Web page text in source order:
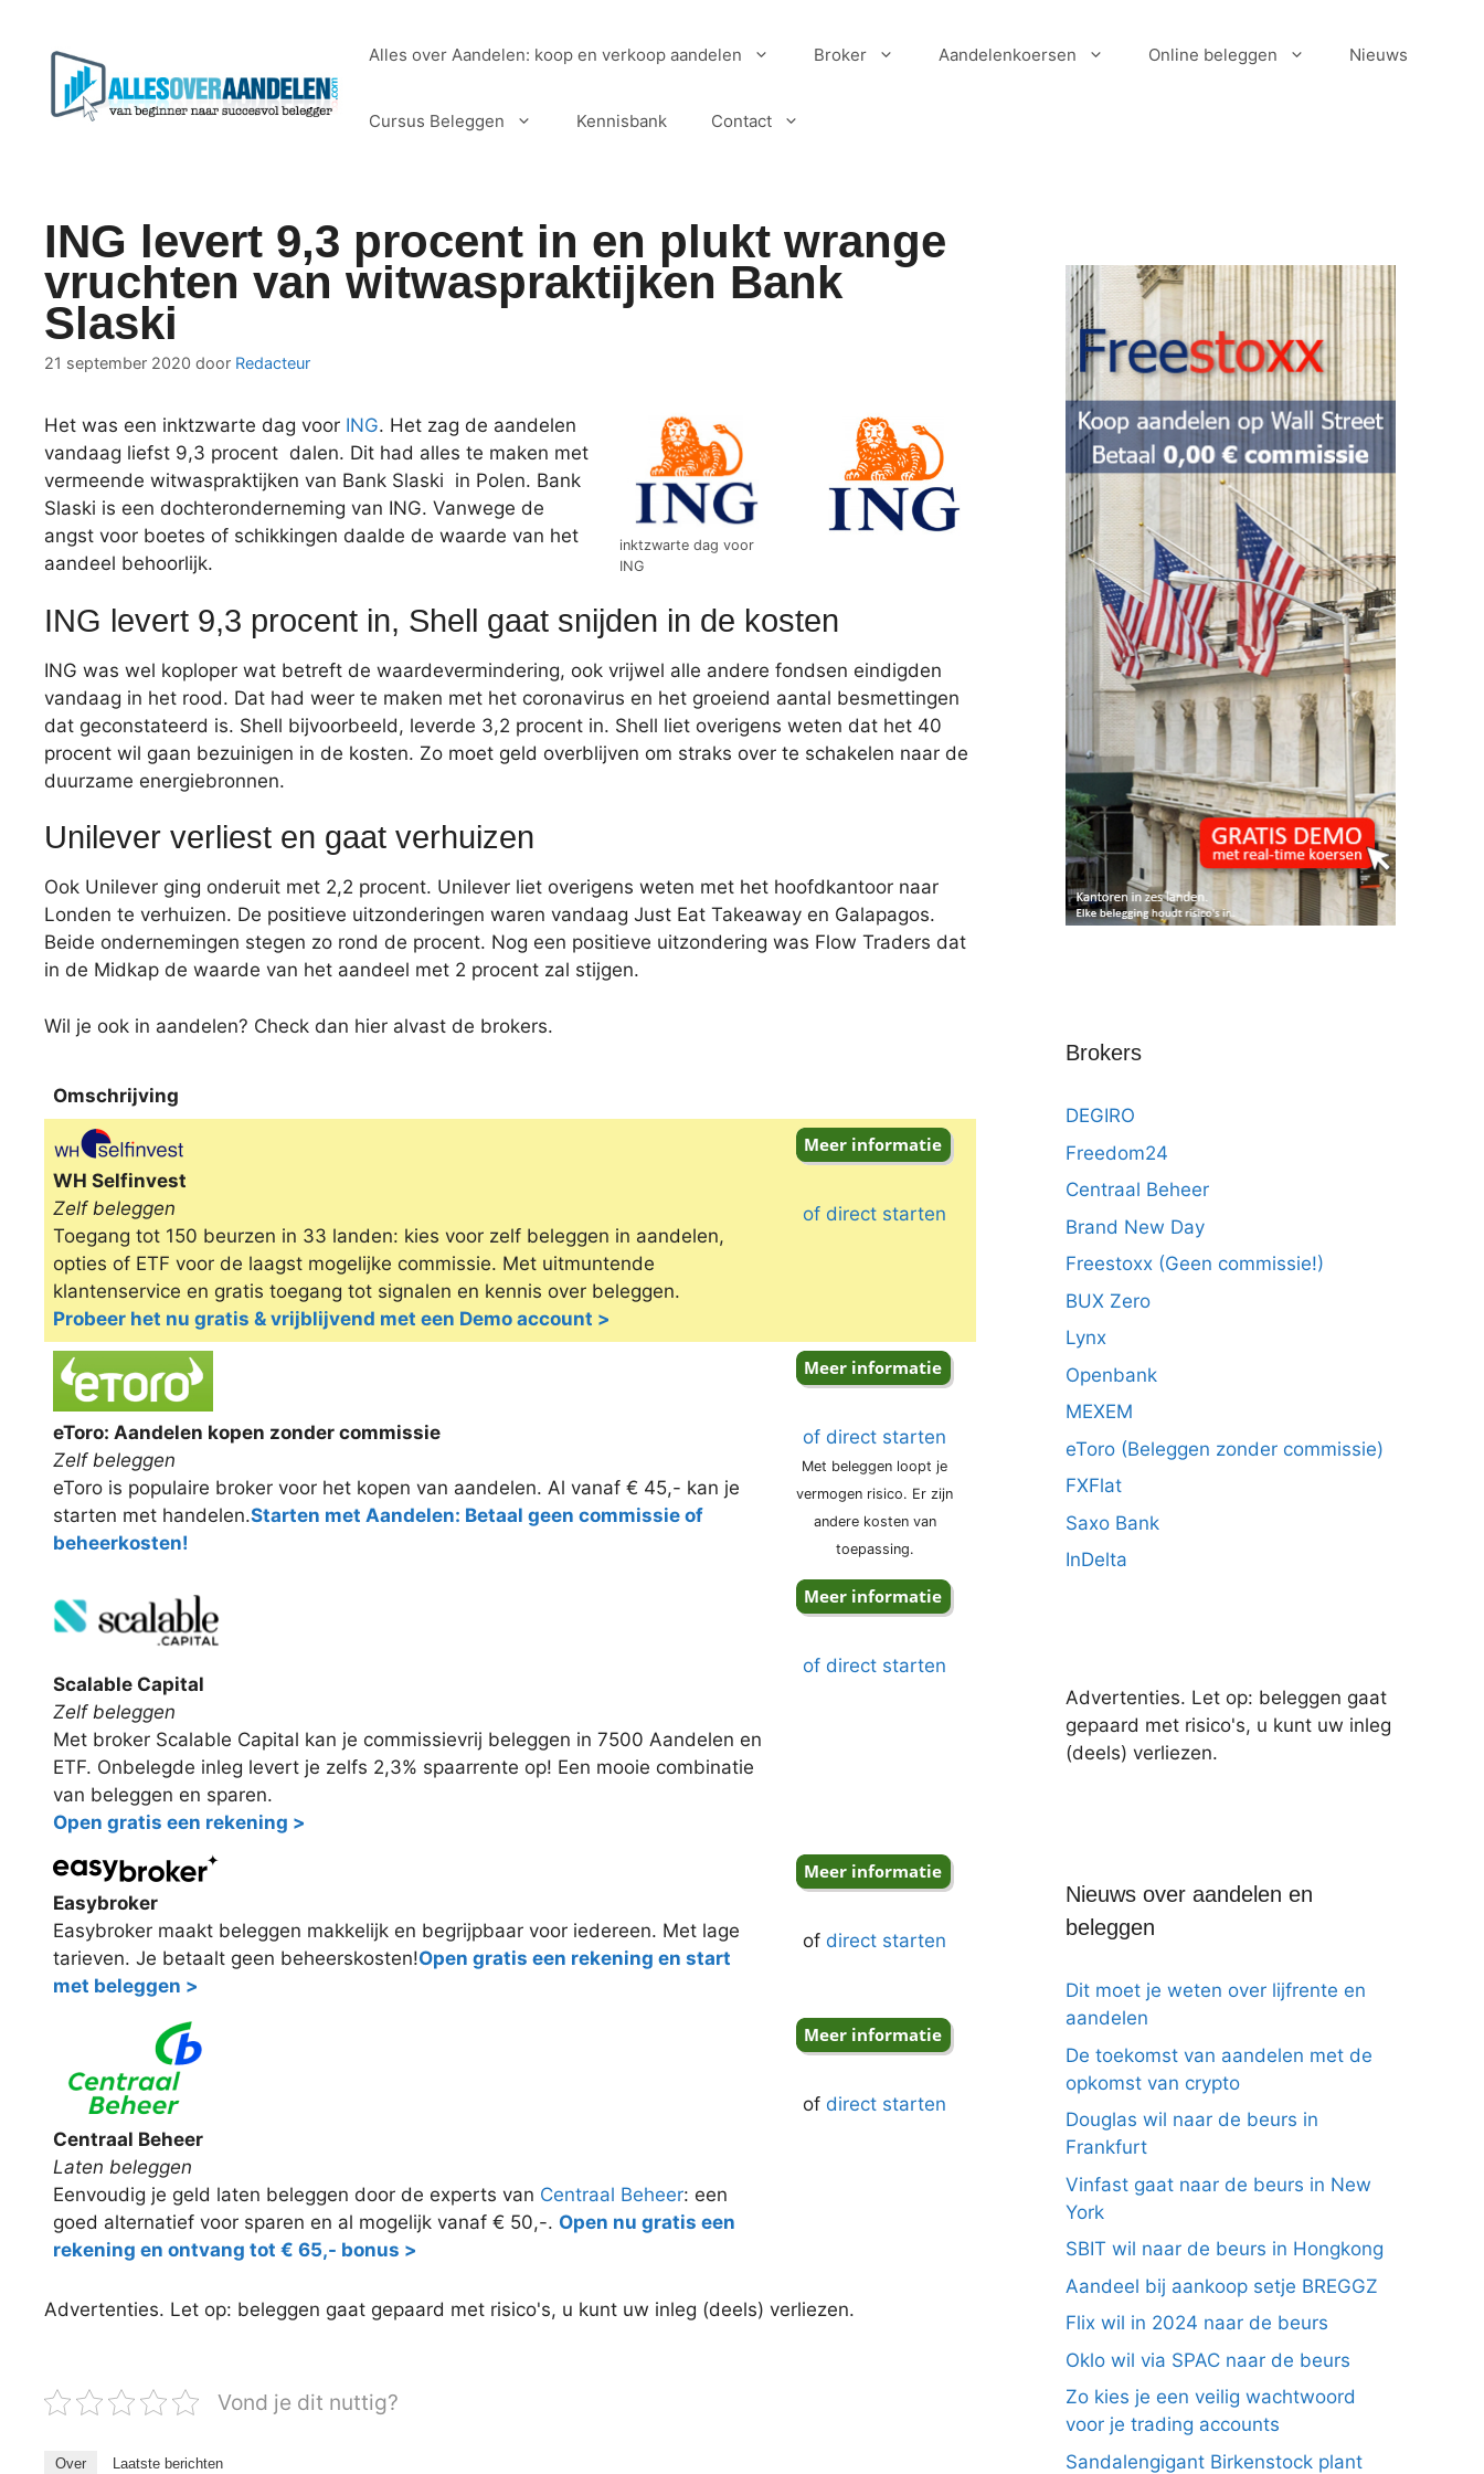
Alles over Aandelen: koop en verkoop aandelen Broker Aandelenkoersen Online beleggen Nieuws
Cursus Beleggen Kennisbank Contact
ING levert 9,3 procent in en plukt wrange
vruchten van witwaspraktijken Bank
Slaski
21 september 2020 door Redacteur
inktzwarte dag voor
ING
Het was een inktzwarte dag voor ING. Het zag de aandelen
vandaag liefst 9,3 procent dalen. Dit had alles te maken met
vermeende witwaspraktijken van Bank Slaski in Polen. Bank
Slaski is een dochteronderneming van ING. Vanwege de
angst voor boetes of schikkingen daalde de waarde van het
aandeel behoorlijk.
ING levert 9,3 procent in, Shell gaat snijden in de kosten
ING was wel koploper wat betreft de waardevermindering, ook vrijwel alle andere fondsen eindigden
vandaag in het rood. Dat had weer te maken met het coronavirus en het groeiend aantal besmettingen
dat geconstateerd is. Shell bijvoorbeeld, leverde 3,2 procent in. Shell liet overigens weten dat het 40
procent wil gaan bezuinigen in de kosten. Zo moet geld overblijven om straks over te schakelen naar de
duurzame energiebronnen.
Unilever verliest en gaat verhuizen
Ook Unilever ging onderuit met 2,2 procent. Unilever liet overigens weten met het hoofdkantoor naar
Londen te verhuizen. De positieve uitzonderingen waren vandaag Just Eat Takeaway en Galapagos.
Beide ondernemingen stegen zo rond de procent. Nog een positieve uitzondering was Flow Traders dat
in de Midkap de waarde van het aandeel met 2 procent zal stijgen.
Wil je ook in aandelen? Check dan hier alvast de brokers.
Omschrijving
Omschrijving
WH Selfinvest
Zelf beleggen
Toegang tot 150 beurzen in 33 landen: kies voor zelf beleggen in aandelen,
opties of ETF voor de laagst mogelijke commissie. Met uitmuntende
klantenservice en gratis toegang tot signalen en kennis over beleggen.
Probeer het nu gratis & vrijblijvend met een Demo account >
of direct starten
eToro: Aandelen kopen zonder commissie
Zelf beleggen
eToro is populaire broker voor het kopen van aandelen. Al vanaf € 45,- kan je
starten met handelen.Starten met Aandelen: Betaal geen commissie of
beheerkosten!
of direct starten
Met beleggen loopt je
vermogen risico. Er zijn
andere kosten van
toepassing.
Scalable Capital
Zelf beleggen
Met broker Scalable Capital kan je commissievrij beleggen in 7500 Aandelen en
ETF. Onbelegde inleg levert je zelfs 2,3% spaarrente op! Een mooie combinatie
van beleggen en sparen.
Open gratis een rekening >
of direct starten
Easybroker
Easybroker maakt beleggen makkelijk en begrijpbaar voor iedereen. Met lage
tarieven. Je betaalt geen beheerskosten!Open gratis een rekening en start
met beleggen >
of direct starten
Centraal Beheer
Laten beleggen
Eenvoudig je geld laten beleggen door de experts van Centraal Beheer: een
goed alternatief voor sparen en al mogelijk vanaf € 50,-. Open nu gratis een
rekening en ontvang tot € 65,- bonus >
of direct starten
Advertenties. Let op: beleggen gaat gepaard met risico's, u kunt uw inleg (deels) verliezen.
Vond je dit nuttig?
Over Laatste berichten
Brokers
DEGIRO
Freedom24
Centraal Beheer
Brand New Day
Freestoxx (Geen commissie!)
BUX Zero
Lynx
Openbank
MEXEM
eToro (Beleggen zonder commissie)
FXFlat
Saxo Bank
InDelta
Advertenties. Let op: beleggen gaat
gepaard met risico's, u kunt uw inleg
(deels) verliezen.
Nieuws over aandelen en
beleggen
Dit moet je weten over lijfrente en
aandelen
De toekomst van aandelen met de
opkomst van crypto
Douglas wil naar de beurs in
Frankfurt
Vinfast gaat naar de beurs in New
York
SBIT wil naar de beurs in Hongkong
Aandeel bij aankoop setje BREGGZ
Flix wil in 2024 naar de beurs
Oklo wil via SPAC naar de beurs
Zo kies je een veilig wachtwoord
voor je trading accounts
Sandalengigant Birkenstock plant